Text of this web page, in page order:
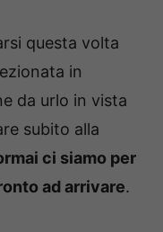
questa volta
in
da urlo in vista
subito alla
ci siamo per
ad arrivare.